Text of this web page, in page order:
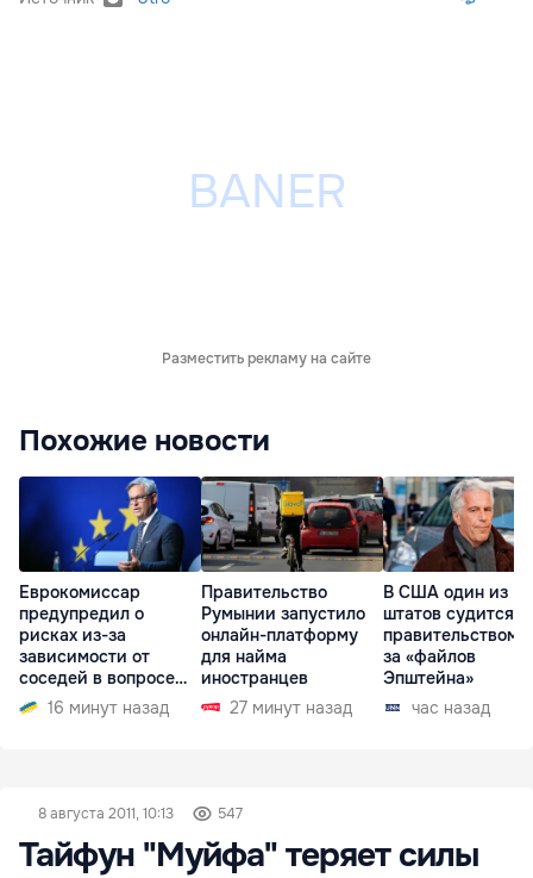
Разместить рекламу на сайте
Похожие новости
Еврокомиссар
предупредил о
рисках из-за
зависимости от
соседей в вопросе
границ16 минут назад
Правительство
Румынии запустило
онлайн-платформу
для найма
иностранцев
27 минут назад
В США один из
штатов судится с
правительством
за «файлов
Эпштейна»
час назад
8 августа 2011, 10:13 547
Тайфун "Муйфа" теряет силы